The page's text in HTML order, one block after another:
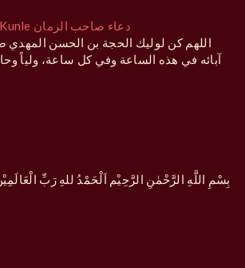
Dua Allahumma Kunle دعاء صاحب الزمان
اللهم كن لوليك الحجة بن الحسن المهدي
آبائه في هذه الساعة وفي كل ساعة، ولياً
بِسْمِ اللَّهِ الرَّحْمٰنِ الرَّحِيْم اَلْحَمْدُ للهِ رَبِّ